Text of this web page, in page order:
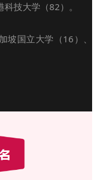
技大学（82）。
坡国立大学（16）、